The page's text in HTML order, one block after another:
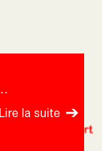
Lire la suite